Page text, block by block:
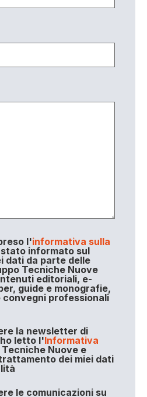
l'informativa sulla
informato sul
dati da parte delle
Tecniche Nuove
editoriali, e-
guide e monografie,
professionali
la newsletter di
letto l'Informativa
Nuove e
dei miei dati
le comunicazioni su